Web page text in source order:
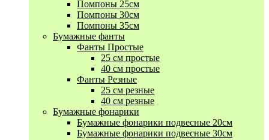
Помпоны 25см
Помпоны 30см
Помпоны 35см
Бумажные фанты
Фанты Простые
25 см простые
40 см простые
Фанты Резные
25 см резные
40 см резные
Бумажные фонарики
Бумажные фонарики подвесные 20см
Бумажные фонарики подвесные 30см